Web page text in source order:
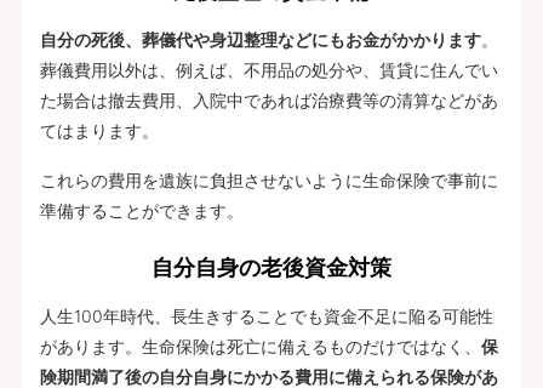
自分の死後、葬儀代や身辺整理などにもお金がかかります。
葬儀費用以外は、例えば、不用品の処分や、賃貸に住んでい
た場合は撤去費用、入院中であれば治療費等の清算などがあ
てはまります。
これらの費用を遺族に負担させないように生命保険で事前に
準備することができます。
自分自身の老後資金対策
人生100年時代、長生きすることでも資金不足に陥る可能性
があります。生命保険は死亡に備えるものだけではなく、 保
険期間満了後の自分自身にかかる費用に備えられる保険があ